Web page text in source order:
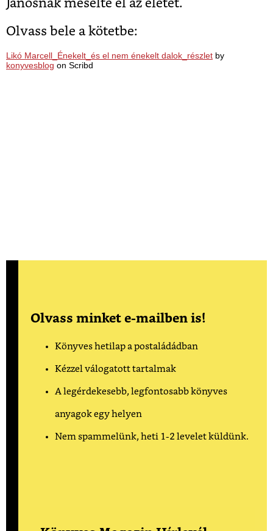
Jánosnak mesélte el az életét.
Olvass bele a kötetbe:
Likó Marcell_Énekelt_és el nem énekelt dalok_részlet by
konyvesblog on Scribd
Olvass minket e-mailben is!
Könyves hetilap a postaládádban
Kézzel válogatott tartalmak
A legérdekesebb, legfontosabb könyves
anyagok egy helyen
Nem spammelünk, heti 1-2 levelet küldünk.